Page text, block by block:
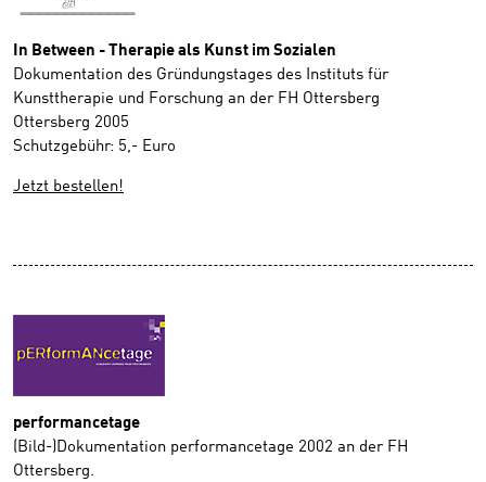
In Between - Therapie als Kunst im Sozialen
Dokumentation des Gründungstages des Instituts für
Kunsttherapie und Forschung an der FH Ottersberg
Ottersberg 2005
Schutzgebühr: 5,- Euro
Jetzt bestellen!
performancetage
(Bild-)Dokumentation performancetage 2002 an der FH
Ottersberg.